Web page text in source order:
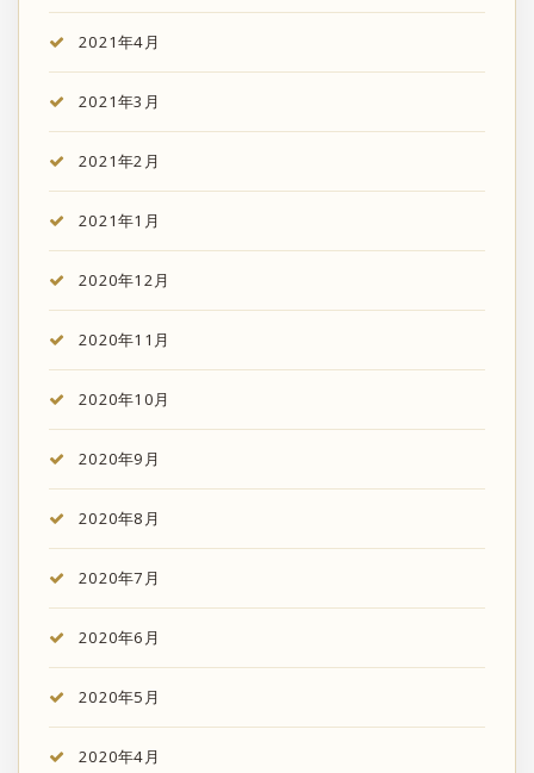
2021年4月
2021年3月
2021年2月
2021年1月
2020年12月
2020年11月
2020年10月
2020年9月
2020年8月
2020年7月
2020年6月
2020年5月
2020年4月